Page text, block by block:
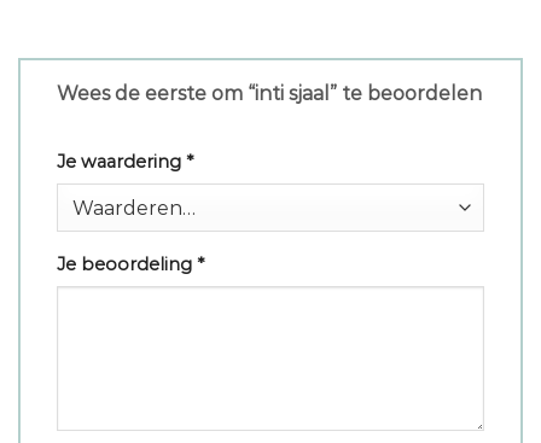
Wees de eerste om “inti sjaal” te beoordelen
Je waardering *
Je beoordeling *